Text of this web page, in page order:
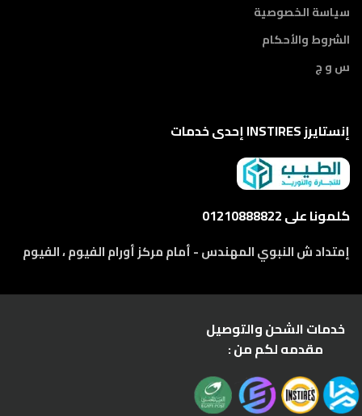
سياسة الخصوصية
الشروط والأحكام
س و ج
إنستايرز INSTIRES إحدى خدمات
كلمونا على 01210888822
إمتداد ش النبوي المهندس - أمام مركز أورام الفيوم ، الفيوم
خدمات الشحن والتوصيل
مقدمه لكم من :